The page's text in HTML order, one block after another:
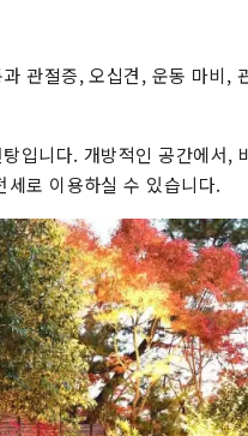
관절증, 오십견, 운동 마비,
입니다. 개방적인 공간에서,
로 이용하실 수 있습니다.